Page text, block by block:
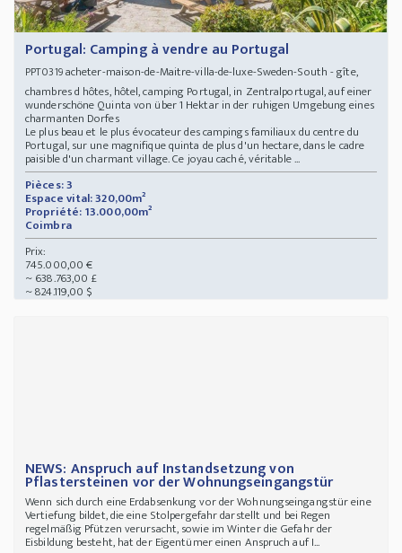
Portugal: Camping à vendre au Portugal
PPT0319acheter-maison-de-Maitre-villa-de-luxe-Sweden-South - gîte,
chambres d hôtes, hôtel, camping Portugal, in Zentralportugal, auf einer
wunderschöne Quinta von über 1 Hektar in der ruhigen Umgebung eines
charmanten Dorfes
Le plus beau et le plus évocateur des campings familiaux du centre du
Portugal, sur une magnifique quinta de plus d'un hectare, dans le cadre
paisible d'un charmant village. Ce joyau caché, véritable ...
Pièces: 3
Espace vital: 320,00m²
Propriété: 13.000,00m²
Coimbra
Prix:
745.000,00 €
~ 638.763,00 £
~ 824.119,00 $
NEWS: Anspruch auf Instandsetzung von
Pflastersteinen vor der Wohnungseingangstür
Wenn sich durch eine Erdabsenkung vor der Wohnungseingangstür eine
Vertiefung bildet, die eine Stolpergefahr darstellt und bei Regen
regelmäßig Pfützen verursacht, sowie im Winter die Gefahr der
Eisbildung besteht, hat der Eigentümer einen Anspruch auf I...